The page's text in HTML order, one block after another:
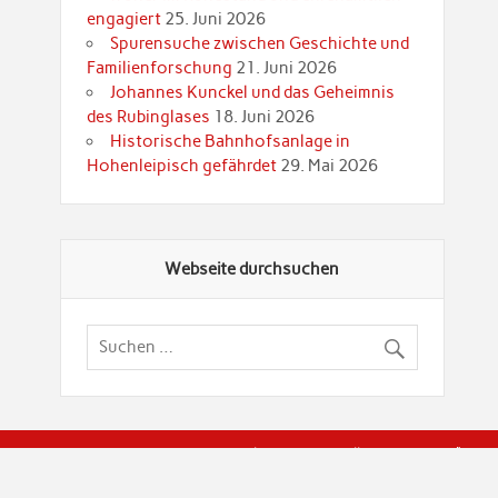
engagiert 25. Juni 2026
Spurensuche zwischen Geschichte und
Familienforschung 21. Juni 2026
Johannes Kunckel und das Geheimnis
des Rubinglases 18. Juni 2026
Historische Bahnhofsanlage in
Hohenleipisch gefährdet 29. Mai 2026
Webseite durchsuchen
© Brandenburgische Genealogische Gesellschaft (BGG)